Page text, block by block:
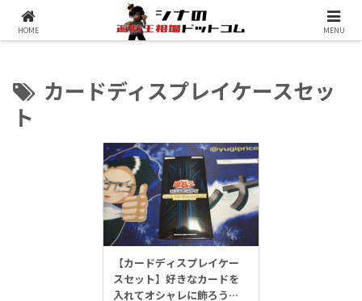
シナコムについて
カードディスプレイケースセッ
ト
【カードディスプレイケー
スセット】好きなカードを
入れてオシャレに飾ろう！
HOME MENU